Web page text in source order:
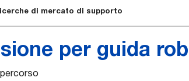
di mercato di supporto
per guida